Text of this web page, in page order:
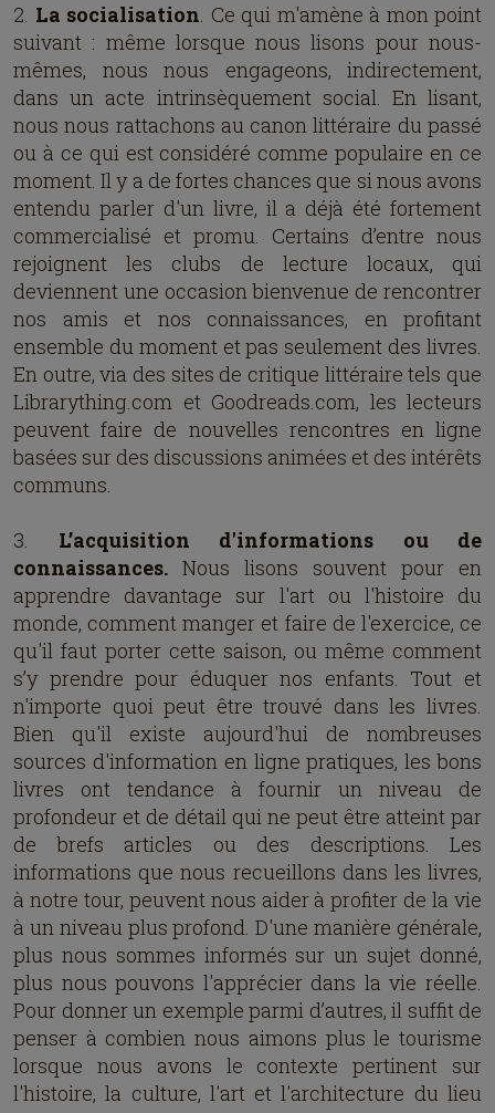
2. La socialisation. Ce qui m'amène à mon point
suivant : même lorsque nous lisons pour nous-
mêmes, nous nous engageons, indirectement,
dans un acte intrinsèquement social. En lisant,
nous nous rattachons au canon littéraire du passé
ou à ce qui est considéré comme populaire en ce
moment. Il y a de fortes chances que si nous avons
entendu parler d'un livre, il a déjà été fortement
commercialisé et promu. Certains d’entre nous
rejoignent les clubs de lecture locaux, qui
deviennent une occasion bienvenue de rencontrer
nos amis et nos connaissances, en profitant
ensemble du moment et pas seulement des livres.
En outre, via des sites de critique littéraire tels que
Librarything.com et Goodreads.com, les lecteurs
peuvent faire de nouvelles rencontres en ligne
basées sur des discussions animées et des intérêts
communs.
3. L’acquisition d'informations ou de
connaissances. Nous lisons souvent pour en
apprendre davantage sur l'art ou l'histoire du
monde, comment manger et faire de l'exercice, ce
qu'il faut porter cette saison, ou même comment
s’y prendre pour éduquer nos enfants. Tout et
n'importe quoi peut être trouvé dans les livres.
Bien qu'il existe aujourd'hui de nombreuses
sources d'information en ligne pratiques, les bons
livres ont tendance à fournir un niveau de
profondeur et de détail qui ne peut être atteint par
de brefs articles ou des descriptions. Les
informations que nous recueillons dans les livres,
à notre tour, peuvent nous aider à profiter de la vie
à un niveau plus profond. D'une manière générale,
plus nous sommes informés sur un sujet donné,
plus nous pouvons l'apprécier dans la vie réelle.
Pour donner un exemple parmi d’autres, il suffit de
penser à combien nous aimons plus le tourisme
lorsque nous avons le contexte pertinent sur
l'histoire, la culture, l'art et l'architecture du lieu